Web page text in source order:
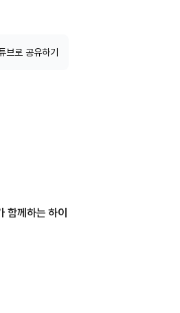
함께하는 하이